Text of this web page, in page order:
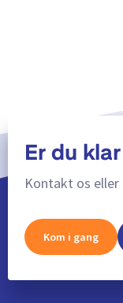
Er du
Kontakt os
Kom i gang